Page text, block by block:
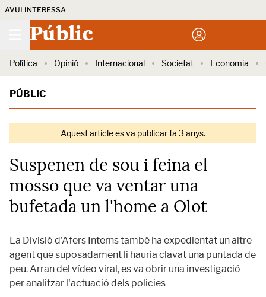
AVUI INTERESSA
Públic
Política Opinió Internacional Societat Economia
PÚBLIC
Aquest article es va publicar fa 3 anys.
Suspenen de sou i feina el
mosso que va ventar una
bufetada un l'home a Olot
La Divisió d'Afers Interns també ha expedientat un altre
agent que suposadament li hauria clavat una puntada de
peu. Arran del vídeo viral, es va obrir una investigació
per analitzar l'actuació dels policies